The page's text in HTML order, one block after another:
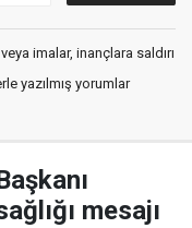
imalar, inançlara saldırı
yazılmış yorumlar
mesajı